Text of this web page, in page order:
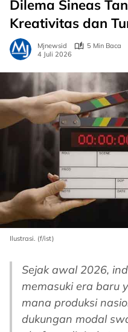
Dilema Sineas
Kreativitas dan
Mjnewsid
5 Min Baca
4 Juli 2026
Ilustrasi. (f/ist)
Sejak awal 2026,
memasuki era baru
mana produksi
dukungan modal